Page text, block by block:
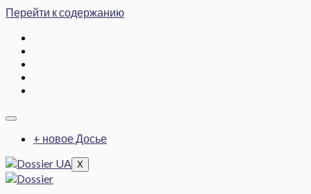
Перейти к содержанию
+ новое Досье
X